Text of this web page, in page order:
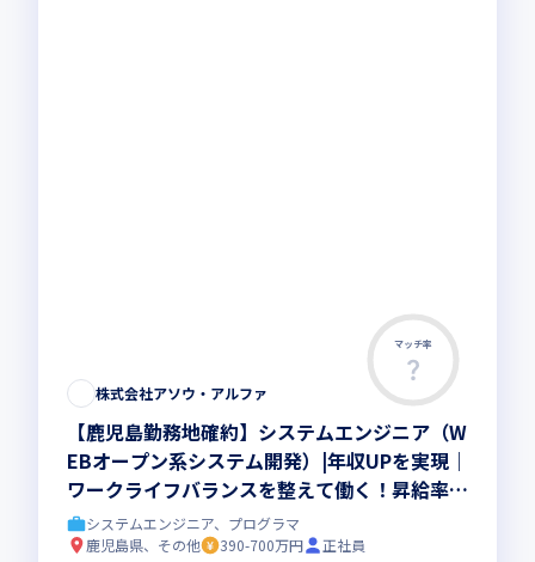
マッチ率
株式会社アソウ・アルファ
【鹿児島勤務地確約】システムエンジニア（W
EBオープン系システム開発）|年収UPを実現｜
ワークライフバランスを整えて働く！昇給率
5％、平均残業月14時間！有給取得率83％（20
25年5月時点）｜創業150年麻生グループ
システムエンジニア、プログラマ
鹿児島県、その他
390-700万円
正社員